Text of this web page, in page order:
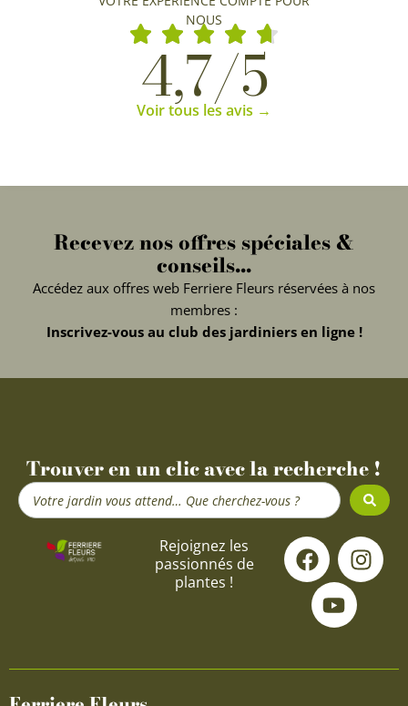
NOUS
4,7/5
Voir tous les avis →
Recevez nos offres spéciales &
conseils...
Accédez aux offres web Ferriere Fleurs réservées à nos
membres :
Inscrivez-vous au club des jardiniers en ligne !
Trouver en un clic avec la recherche !
Search
...
Rejoignez les
passionnés de
plantes !
F
a
c
e
o
I
n
s
g
Y
o
u
t
u
b